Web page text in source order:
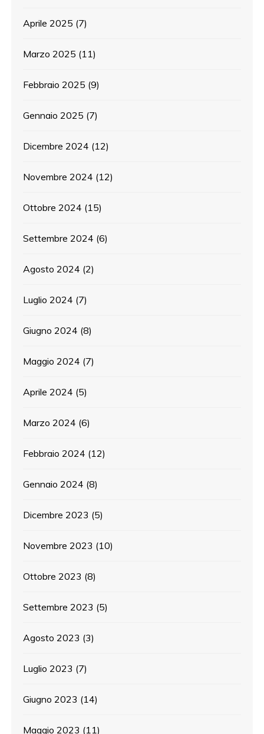
Aprile 2025 (7)
Marzo 2025 (11)
Febbraio 2025 (9)
Gennaio 2025 (7)
Dicembre 2024 (12)
Novembre 2024 (12)
Ottobre 2024 (15)
Settembre 2024 (6)
Agosto 2024 (2)
Luglio 2024 (7)
Giugno 2024 (8)
Maggio 2024 (7)
Aprile 2024 (5)
Marzo 2024 (6)
Febbraio 2024 (12)
Gennaio 2024 (8)
Dicembre 2023 (5)
Novembre 2023 (10)
Ottobre 2023 (8)
Settembre 2023 (5)
Agosto 2023 (3)
Luglio 2023 (7)
Giugno 2023 (14)
Maggio 2023 (11)